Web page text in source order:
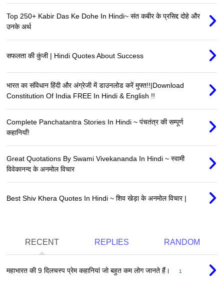
Top 250+ Kabir Das Ke Dohe In Hindi~ संत कबीर के प्रसिद्द दोहे और
उनके अर्थ
सफलता की कुंजी | Hindi Quotes About Success
भारत का संविधान हिंदी और अंग्रेजी में डाउनलोड करें मुफ्त!!|Download
Constitution Of India FREE In Hindi & English !!
Complete Panchatantra Stories In Hindi ~ पंचतंत्र की सम्पूर्ण
कहानियाँ!
Great Quotations By Swami Vivekananda In Hindi ~ स्वामी
विवेकानन्द के अनमोल विचार
Best Shiv Khera Quotes In Hindi ~ शिव खेड़ा के अनमोल विचार |
RECENT REPLIES RANDOM
महाभारत की 9 दिलचस्प प्रेम कहानियां जो बहुत कम लोग जानते हैं। 1